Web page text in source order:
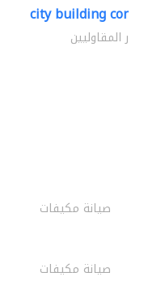
city building
كبار المقاوليين
صيانة مكيفات
صيانة مكيفات